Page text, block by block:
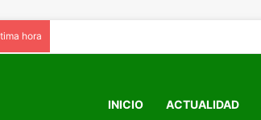
hora
INICIO ACTUALIDAD